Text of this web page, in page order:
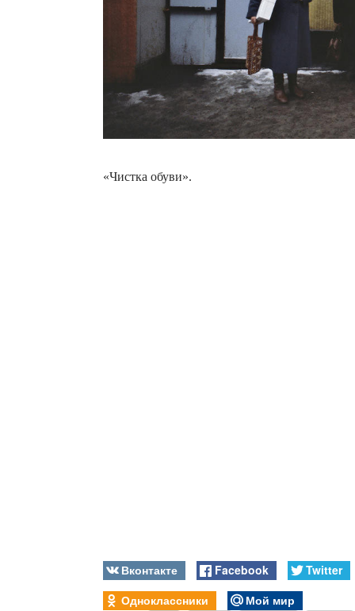
«Чистка обуви».
Вконтакте Facebook
Twitter
Одноклассники
Мой мир